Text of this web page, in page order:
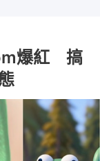
爆紅 搞